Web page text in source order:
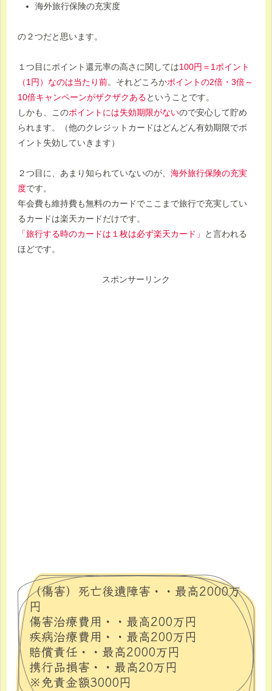
海外旅行保険の充実度
の２つだと思います。
１つ目にポイント還元率の高さに関しては100円＝1ポイント
（1円）なのは当たり前。それどころかポイントの2倍・3倍～
10倍キャンペーンがザクザクあるということです。
しかも、このポイントには失効期限がないので安心して貯め
られます。（他のクレジットカードはどんどん有効期限でポ
イント失効していきます）
２つ目に、あまり知られていないのが、 海外旅行保険の充実
度です。
年会費も維持費も無料のカードでここまで旅行で充実してい
るカードは楽天カードだけです。
「旅行する時のカードは１枚は必ず楽天カード」
と言われる
ほどです。
スポンサーリンク
（傷害）死亡後遺障害・・最高2000万
円
傷害治療費用・・最高200万円
疾病治療費用・・最高200万円
賠償責任・・最高2000万円
携行品損害・・最高20万円
※免責金額3000円